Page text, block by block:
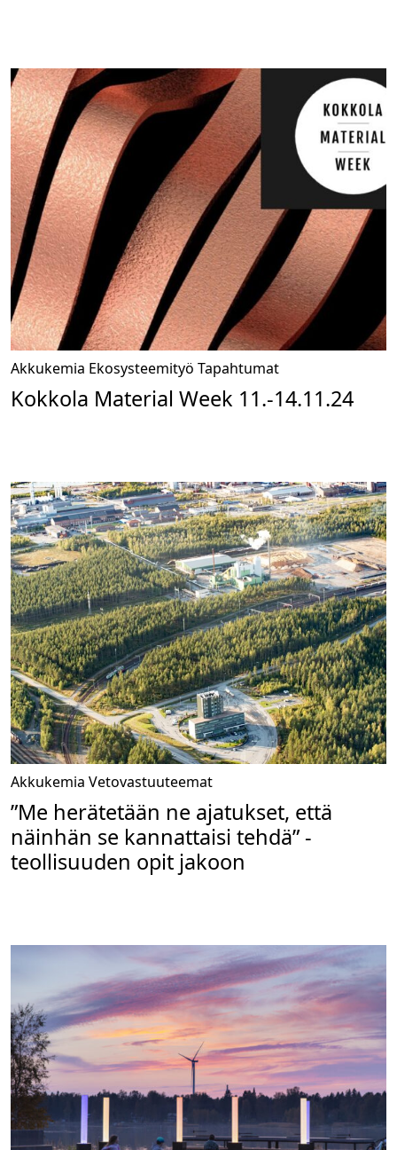
Akkukemia Ekosysteemityö Tapahtumat
Kokkola Material Week 11.-14.11.24
Akkukemia Vetovastuuteemat
”Me herätetään ne ajatukset, että
näinhän se kannattaisi tehdä” -
teollisuuden opit jakoon